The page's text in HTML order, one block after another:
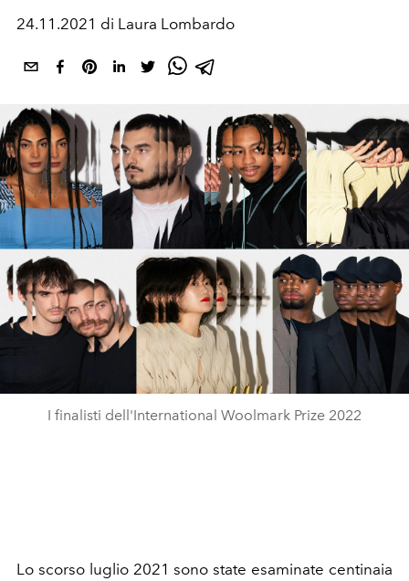
24.11.2021 di Laura Lombardo
I finalisti dell'International Woolmark Prize 2022
Lo scorso luglio 2021 sono state esaminate centinaia